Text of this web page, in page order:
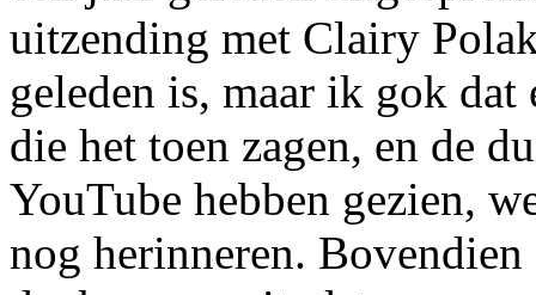
uitzending met Clairy
geleden is, maar ik gok dat
die het toen zagen, en de
YouTube hebben gezien,
nog herinneren. Bovendien